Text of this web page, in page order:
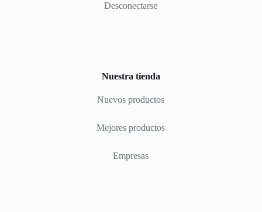
Desconectarse
Nuestra tienda
Nuevos productos
Mejores productos
Empresas